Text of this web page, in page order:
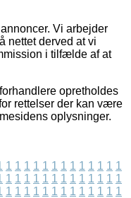
Vi arbejder
nettet derved at vi
i tilfælde af at
opretholdes
rettelser der kan være
oplysninger.
1 1 1 1 1 1 1 1 1 1 1 1 1
1 1 1 1 1 1 1 1 1 1 1 1 1
1 1 1 1 1 1 1 1 1 1 1 1 1